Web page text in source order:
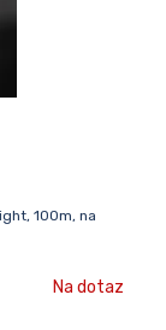
100m, na
Na dotaz